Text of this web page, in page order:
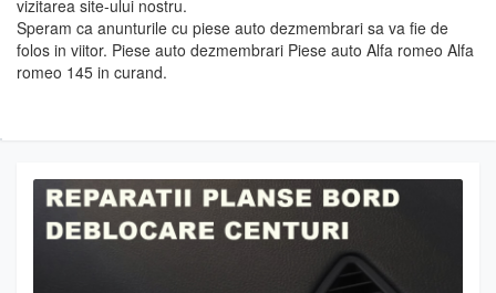
vizitarea site-ului nostru.
Speram ca anunturile cu piese auto dezmembrari sa va fie de
folos in viitor. Piese auto dezmembrari Piese auto Alfa romeo Alfa
romeo 145 in curand.